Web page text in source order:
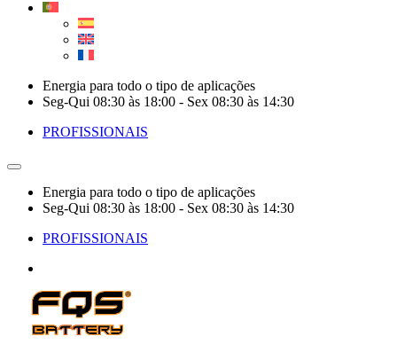
Energia para todo o tipo de aplicações
Seg-Qui 08:30 às 18:00 - Sex 08:30 às 14:30
PROFISSIONAIS
Energia para todo o tipo de aplicações
Seg-Qui 08:30 às 18:00 - Sex 08:30 às 14:30
PROFISSIONAIS